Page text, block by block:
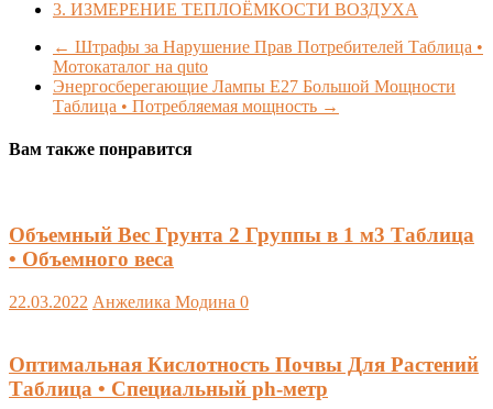
3. ИЗМЕРЕНИЕ ТЕПЛОЁМКОСТИ ВОЗДУХА
← Штрафы за Нарушение Прав Потребителей Таблица •
Мотокаталог на quto
Энергосберегающие Лампы Е27 Большой Мощности
Таблица • Потребляемая мощность →
Вам также понравится
Объемный Вес Грунта 2 Группы в 1 м3 Таблица
• Объемного веса
22.03.2022 Анжелика Модина 0
Оптимальная Кислотность Почвы Для Растений
Таблица • Специальный ph-метр